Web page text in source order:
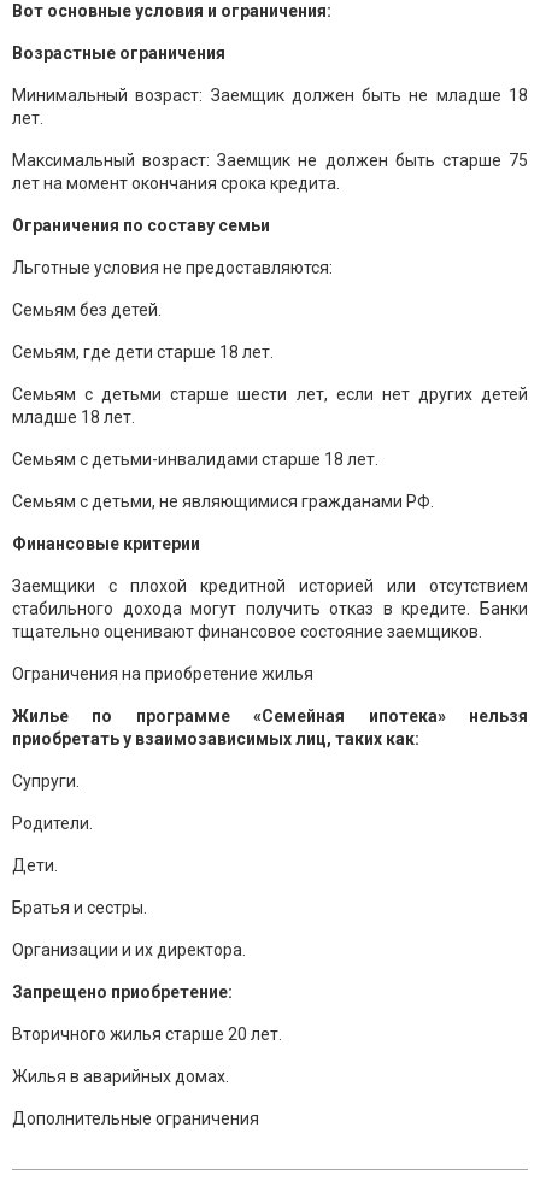
Вот основные условия и ограничения:
Возрастные ограничения
Минимальный возраст: Заемщик должен быть не младше 18
лет.
Максимальный возраст: Заемщик не должен быть старше 75
лет на момент окончания срока кредита.
Ограничения по составу семьи
Льготные условия не предоставляются:
Семьям без детей.
Семьям, где дети старше 18 лет.
Семьям с детьми старше шести лет, если нет других детей
младше 18 лет.
Семьям с детьми-инвалидами старше 18 лет.
Семьям с детьми, не являющимися гражданами РФ.
Финансовые критерии
Заемщики с плохой кредитной историей или отсутствием
стабильного дохода могут получить отказ в кредите. Банки
тщательно оценивают финансовое состояние заемщиков.
Ограничения на приобретение жилья
Жилье по программе «Семейная ипотека» нельзя
приобретать у взаимозависимых лиц, таких как:
Супруги.
Родители.
Дети.
Братья и сестры.
Организации и их директора.
Запрещено приобретение:
Вторичного жилья старше 20 лет.
Жилья в аварийных домах.
Дополнительные ограничения